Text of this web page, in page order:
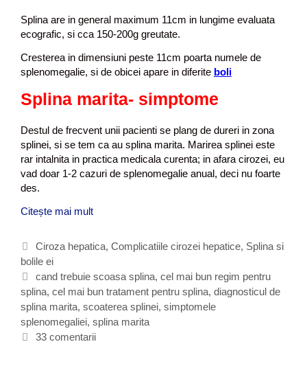
Splina are in general maximum 11cm in lungime evaluata
ecografic, si cca 150-200g greutate.
Cresterea in dimensiuni peste 11cm poarta numele de
splenomegalie, si de obicei apare in diferite boli
Splina marita- simptome
Destul de frecvent unii pacienti se plang de dureri in zona
splinei, si se tem ca au splina marita. Marirea splinei este
rar intalnita in practica medicala curenta; in afara cirozei, eu
vad doar 1-2 cazuri de splenomegalie anual, deci nu foarte
des.
Citește mai mult
l
e
c
t
o
m
C
a
t
e
g
o
r
Ciroza hepatica, Complicatiile cirozei hepatice, Splina si
bolile ei
E
t
i
c
h
cand trebuie scoasa splina, cel mai bun regim pentru
splina, cel mai bun tratament pentru splina, diagnosticul de
splina marita, scoaterea splinei, simptomele
splenomegaliei, splina marita
33 comentarii